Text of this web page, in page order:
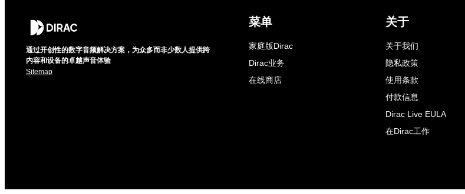
通过开创性的数字音频解决方案，为众多而非少数人提供跨
内容和设备的卓越声音体验
Sitemap
菜单
家庭版Dirac
Dirac业务
在线商店
关于
关于我们
隐私政策
使用条款
付款信息
Dirac Live EULA
在Dirac工作